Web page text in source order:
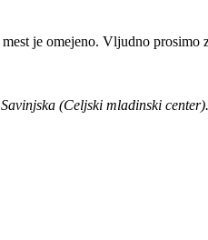
je omejeno. Vljudno
(Celjski mladinski